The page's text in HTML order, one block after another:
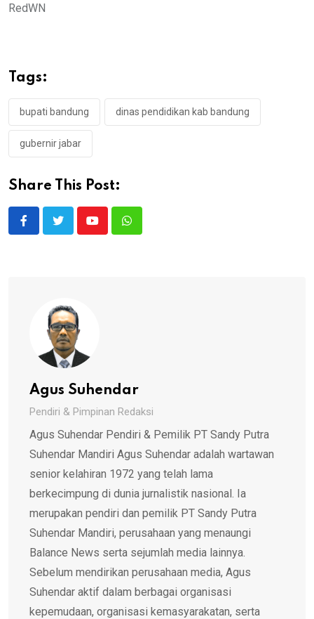
RedWN
Tags:
bupati bandung dinas pendidikan kab bandung
gubernir jabar
Share This Post:
YoutubeWhatsapp
Agus Suhendar
Pendiri & Pimpinan Redaksi
Agus Suhendar Pendiri & Pemilik PT Sandy Putra
Suhendar Mandiri Agus Suhendar adalah wartawan
senior kelahiran 1972 yang telah lama
berkecimpung di dunia jurnalistik nasional. Ia
merupakan pendiri dan pemilik PT Sandy Putra
Suhendar Mandiri, perusahaan yang menaungi
Balance News serta sejumlah media lainnya.
Sebelum mendirikan perusahaan media, Agus
Suhendar aktif dalam berbagai organisasi
kepemudaan, organisasi kemasyarakatan, serta